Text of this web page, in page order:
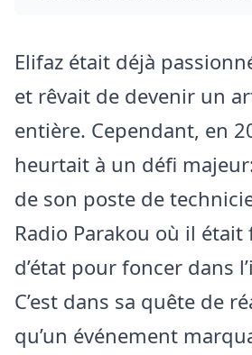
Elifaz était déjà
et rêvait de devenir un
entière. Cependant, en
heurtait à un défi
de son poste de
Radio Parakou où il
d’état pour foncer dans
C’est dans sa quête de
qu’un événement